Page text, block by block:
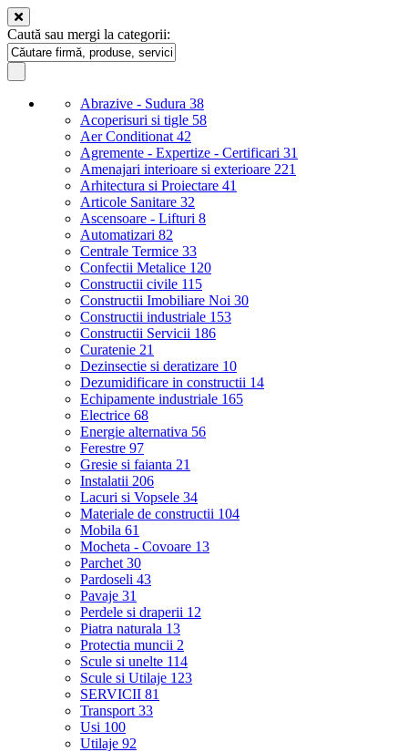
Caută sau mergi la categorii:
Abrazive - Sudura 38
Acoperisuri si tigle 58
Aer Conditionat 42
Agremente - Expertize - Certificari 31
Amenajari interioare si exterioare 221
Arhitectura si Proiectare 41
Articole Sanitare 32
Ascensoare - Lifturi 8
Automatizari 82
Centrale Termice 33
Confectii Metalice 120
Constructii civile 115
Constructii Imobiliare Noi 30
Constructii industriale 153
Constructii Servicii 186
Curatenie 21
Dezinsectie si deratizare 10
Dezumidificare in constructii 14
Echipamente industriale 165
Electrice 68
Energie alternativa 56
Ferestre 97
Gresie si faianta 21
Instalatii 206
Lacuri si Vopsele 34
Materiale de constructii 104
Mobila 61
Mocheta - Covoare 13
Parchet 30
Pardoseli 43
Pavaje 31
Perdele si draperii 12
Piatra naturala 13
Protectia muncii 2
Scule si unelte 114
Scule si Utilaje 123
SERVICII 81
Transport 33
Usi 100
Utilaje 92